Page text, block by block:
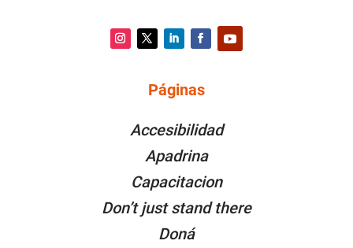
Facebook
Páginas
Accesibilidad
Apadrina
Capacitacion
Don’t just stand there
Doná